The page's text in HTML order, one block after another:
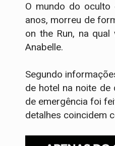
O mundo do oculto
anos, morreu de
on the Run, na
Anabelle.
Segundo
de hotel na noite de
de emergência foi
detalhes coincidem